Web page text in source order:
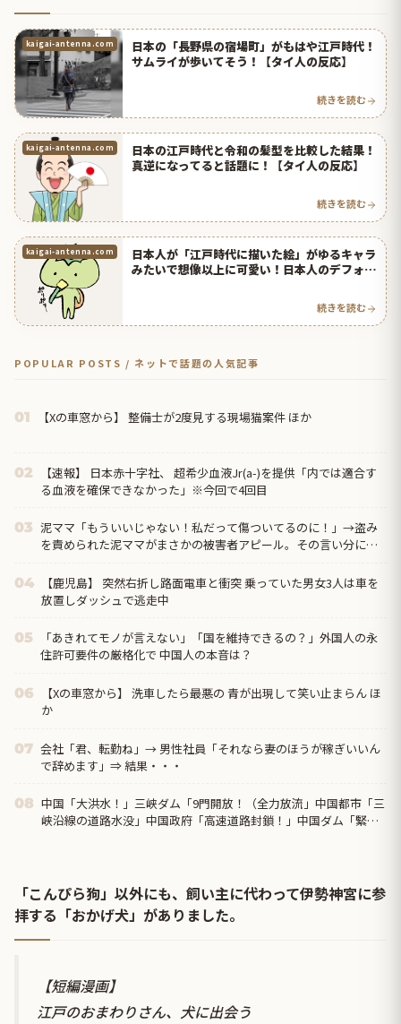
kaigai-antenna.com
日本の「長野県の宿場町」がもはや江戸時代！
サムライが歩いてそう！【タイ人の反応】
続きを読む
kaigai-antenna.com
日本の江戸時代と令和の髪型を比較した結果！
真逆になってると話題に！【タイ人の反応】
続きを読む
kaigai-antenna.com
日本人が「江戸時代に描いた絵」がゆるキャラ
みたいで想像以上に可愛い！日本人のデフォル
続きを読む
POPULAR POSTS / ネットで話題の人気記事
01 【Xの車窓から】 整備士が2度見する現場猫案件 ほか
02
【速報】 日本赤十字社、 超希少血液Jr(a-)を提供「内では適合す
る血液を確保できなかった」※今回で4回目
03 泥ママ「もういいじゃない！私だって傷ついてるのに！」→盗み
を責められた泥ママがまさかの被害者アピール。その言い分に周
04
【鹿児島】 突然右折し路面電車と衝突 乗っていた男女3人は車を
放置しダッシュで逃走中
05
「あきれてモノが言えない」「国を維持できるの？」外国人の永
住許可要件の厳格化で 中国人の本音は？
06
【Xの車窓から】 洗車したら最悪の 青が出現して笑い止まらん ほ
か
07 会社「君、転勤ね」→ 男性社員「それなら妻のほうが稼ぎいいん
で辞めます」⇒ 結果・・・
08 中国「大洪水！」三峡ダム「9門開放！（全力放流」中国都市「三
峡沿線の道路水没」中国政府「高速道路封鎖！」中国ダム「緊急
「こんぴら狗」以外にも、飼い主に代わって伊勢神宮に参
拝する「おかげ犬」がありました。
【短編漫画】
江戸のおまわりさん、犬に出会う